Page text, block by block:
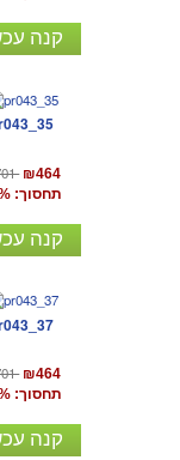
קנה
₪464
תחסוך: 34%
קנה
₪464
תחסוך: 34%
קנה